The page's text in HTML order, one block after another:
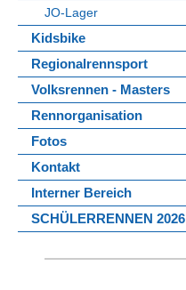
JO-Lager
Kidsbike
Regionalrennsport
Volksrennen - Masters
Rennorganisation
Fotos
Kontakt
Interner Bereich
SCHÜLERRENNEN 2026